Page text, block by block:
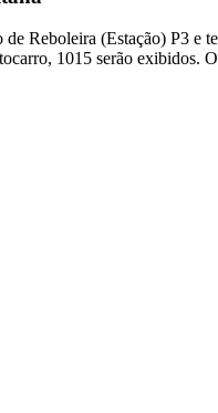
Reboleira (Estação) P3 e
1015 serão exibidos.